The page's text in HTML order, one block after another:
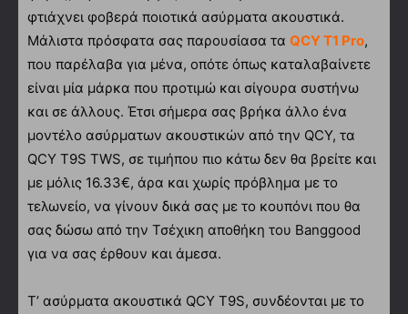
φτιάχνει φοβερά ποιοτικά ασύρματα ακουστικά.
Μάλιστα πρόσφατα σας παρουσίασα τα QCY T1 Pro,
που παρέλαβα για μένα, οπότε όπως καταλαβαίνετε
είναι μία μάρκα που προτιμώ και σίγουρα συστήνω
και σε άλλους. Έτσι σήμερα σας βρήκα άλλο ένα
μοντέλο ασύρματων ακουστικών από την QCY, τα
QCY T9S TWS, σε τιμήπου πιο κάτω δεν θα βρείτε και
με μόλις 16.33€, άρα και χωρίς πρόβλημα με το
τελωνείο, να γίνουν δικά σας με το κουπόνι που θα
σας δώσω από την Τσέχικη αποθήκη του Banggood
για να σας έρθουν και άμεσα.
Τ’ ασύρματα ακουστικά QCY T9S, συνδέονται με το